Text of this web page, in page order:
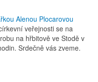
veřejnosti se na
na hřbitově ve Stodě v
Srdečně vás zveme.